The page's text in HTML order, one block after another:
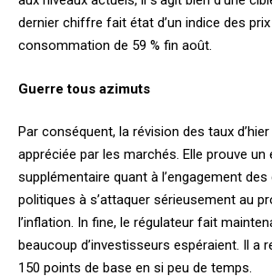
dernier chiffre fait état d’un indice des
consommation de 59 % fin août.
Guerre tous azimuts
Par conséquent, la révision des taux
appréciée par les marchés. Elle prouve
supplémentaire quant à l’engagement des
politiques à s’attaquer sérieusement au
l’inflation. In fine, le régulateur fait
beaucoup d’investisseurs espéraient. Il a
150 points de base en si peu de temps.